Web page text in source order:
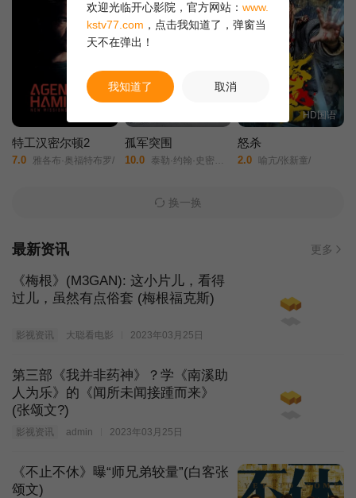
特工汉密尔顿2
7.0 雅各布·奥福特布罗/
孤军突围
10.0 泰勒·约翰·史密斯/阿塔纳斯·斯雷布雷夫/斯科特·伊斯特伍德/阿尔菲·斯图尔特/科林·汉克斯/洛恩·麦克菲登/卡洛琳·佩特/丹尼尔·罗德里戈兹/安洁纽·艾莉丝-泰勒/洛朗·莫雷尔/蒂莫西·布洛尔/
HD国语
怒杀
2.0 喻亢/张新童/
换一换
最新资讯 更多
《梅根》(M3GAN): 这小片儿，看得
过儿，虽然有点俗套 (梅根福克斯)
影视资讯 大聪看电影 2023年03月25日
第三部《我并非药神》？学《南溪助
人为乐》的《闻所未闻接踵而来》
(张颂文?)
影视资讯 admin 2023年03月25日
《不止不休》曝“师兄弟较量”(白客张
颂文)
欢迎光临开心影院，官方网站： www.
kstv77.com ，点击我知道了，弹窗当
天不在弹出！
我知道了 取消